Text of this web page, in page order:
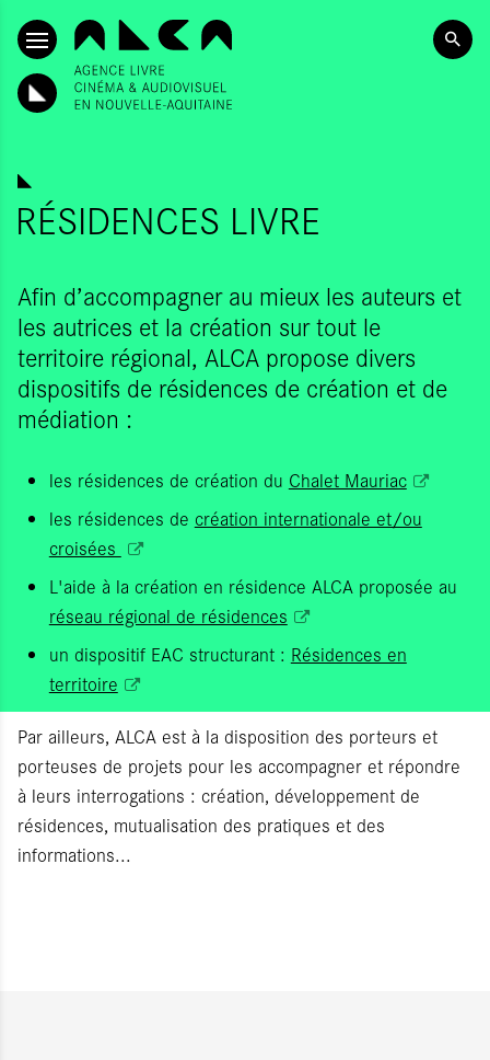
ALLER AU CONTENU PRINCIPAL
RÉSIDENCES LIVRE
Afin d’accompagner au mieux les auteurs et
les autrices et la création sur tout le
territoire régional, ALCA propose divers
dispositifs de résidences de création et de
médiation :
les résidences de création du Chalet Mauriac
les résidences de création internationale et/ou
croisées
L'aide à la création en résidence ALCA proposée au
réseau régional de résidences
un dispositif EAC structurant : Résidences en
territoire
Par ailleurs, ALCA est à la disposition des porteurs et
porteuses de projets pour les accompagner et répondre
à leurs interrogations : création, développement de
résidences, mutualisation des pratiques et des
informations...